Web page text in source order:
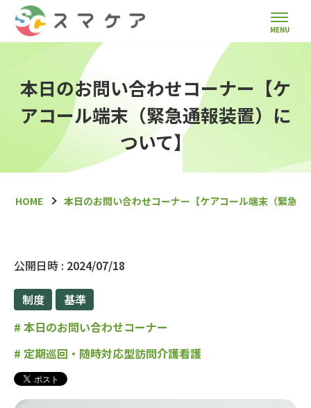
本日のお問い合わせコーナー【ケ
アコール端末（緊急通報装置）に
ついて】
HOME 本日のお問い合わせコーナー【ケアコール端末（緊急
公開日時 : 2024/07/18
制度
基準
# 本日のお問い合わせコーナー
# 定期巡回・随時対応型訪問介護看護